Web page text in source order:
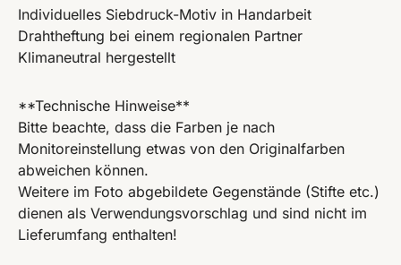
Individuelles Siebdruck-Motiv in Handarbeit
Drahtheftung bei einem regionalen Partner
Klimaneutral hergestellt
**Technische Hinweise**
Bitte beachte, dass die Farben je nach
Monitoreinstellung etwas von den Originalfarben
abweichen können.
Weitere im Foto abgebildete Gegenstände (Stifte etc.)
dienen als Verwendungsvorschlag und sind nicht im
Lieferumfang enthalten!